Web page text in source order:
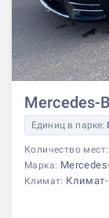
Mercedes-
Единиц в парке:
Количество мест:
Марка:
Климат: